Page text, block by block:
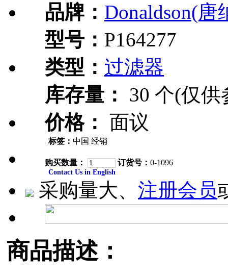
品牌： Donaldson(唐
型号： P164277
类型： 过滤器
库存量：
30 个(仅供
价格： 面议
标签： 中国 经销
购买数量： 订货号： 0-1096
Contact Us in English
采购量大、 注册会员
商品描述：